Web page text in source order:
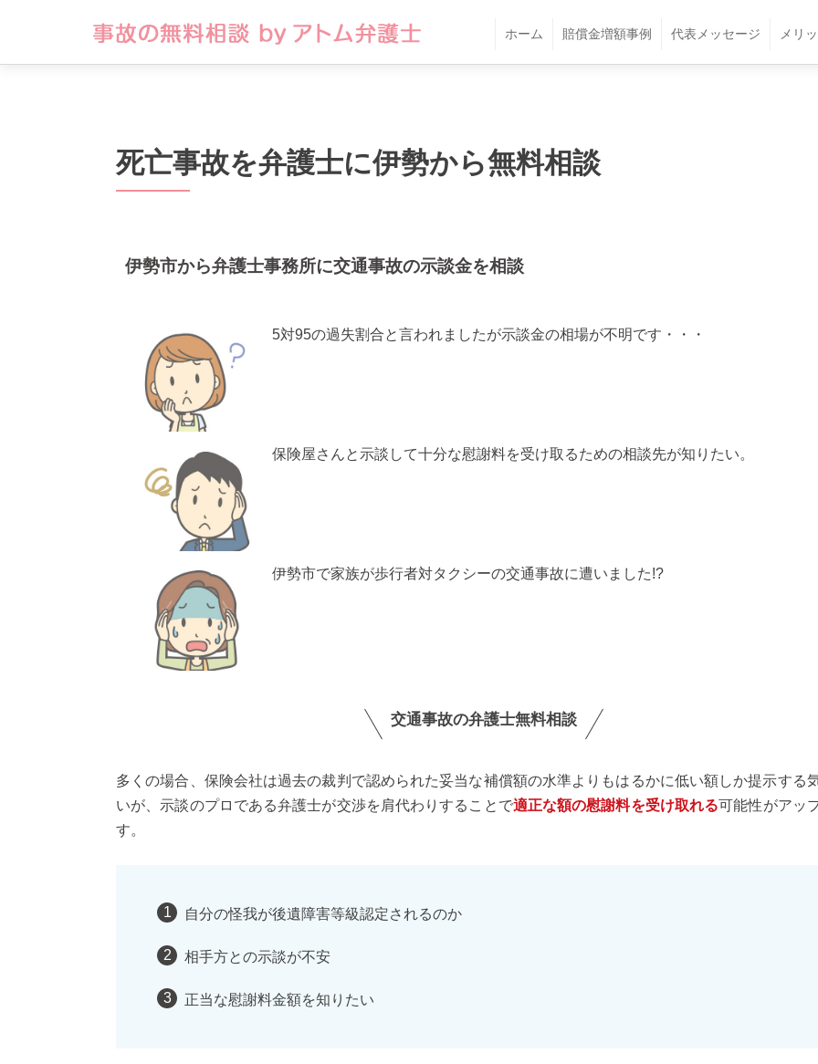
ホーム 賠償金増額事例 代表メッセージ メリ
死亡事故を弁護士に伊勢から無料相談
伊勢市から弁護士事務所に交通事故の示談金を相談
5対95の過失割合と言われましたが示談金の相場が不明です・・・
保険屋さんと示談して十分な慰謝料を受け取るための相談先が知りたい。
伊勢市で家族が歩行者対タクシーの交通事故に遭いました!?
交通事故の弁護士無料相談
多くの場合、保険会社は過去の裁判で認められた妥当な補償額の水準よりもはるかに低い額しか提示する
いが、示談のプロである弁護士が交渉を肩代わりすることで適正な額の慰謝料を受け取れる可能性がアッ
す。
自分の怪我が後遺障害等級認定されるのか
相手方との示談が不安
正当な慰謝料金額を知りたい